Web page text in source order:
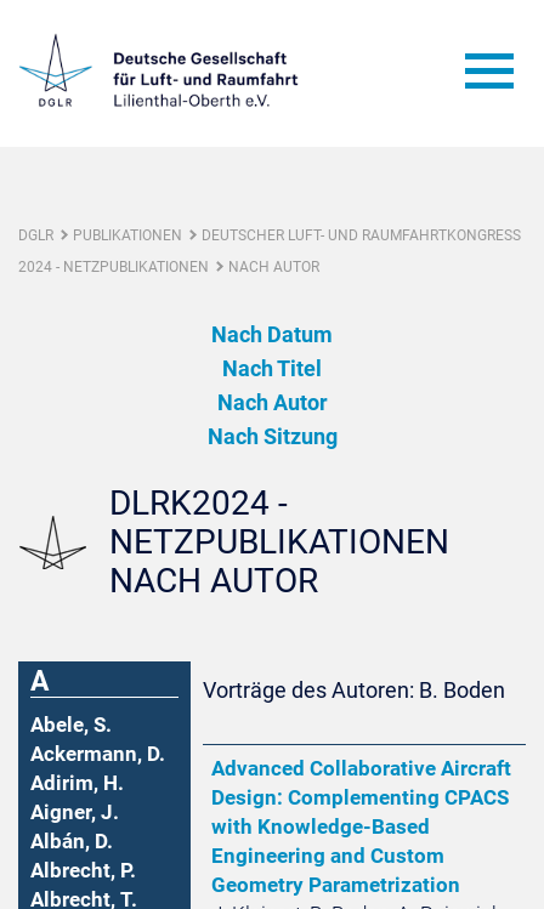
DGLR PUBLIKATIONEN
DEUTSCHER LUFT- UND RAUMFAHRTKONGRESS
2024 - NETZPUBLIKATIONEN
NACH AUTOR
Nach Datum
Nach Titel
Nach Autor
Nach Sitzung
DLRK2024 -
NETZPUBLIKATIONEN
NACH AUTOR
A
Abele, S.
Ackermann, D.
Adirim, H.
Aigner, J.
Albán, D.
Albrecht, P.
Albrecht, T.
Vorträge des Autoren: B. Boden
Advanced Collaborative Aircraft
Design: Complementing CPACS
with Knowledge-Based
Engineering and Custom
Geometry Parametrization